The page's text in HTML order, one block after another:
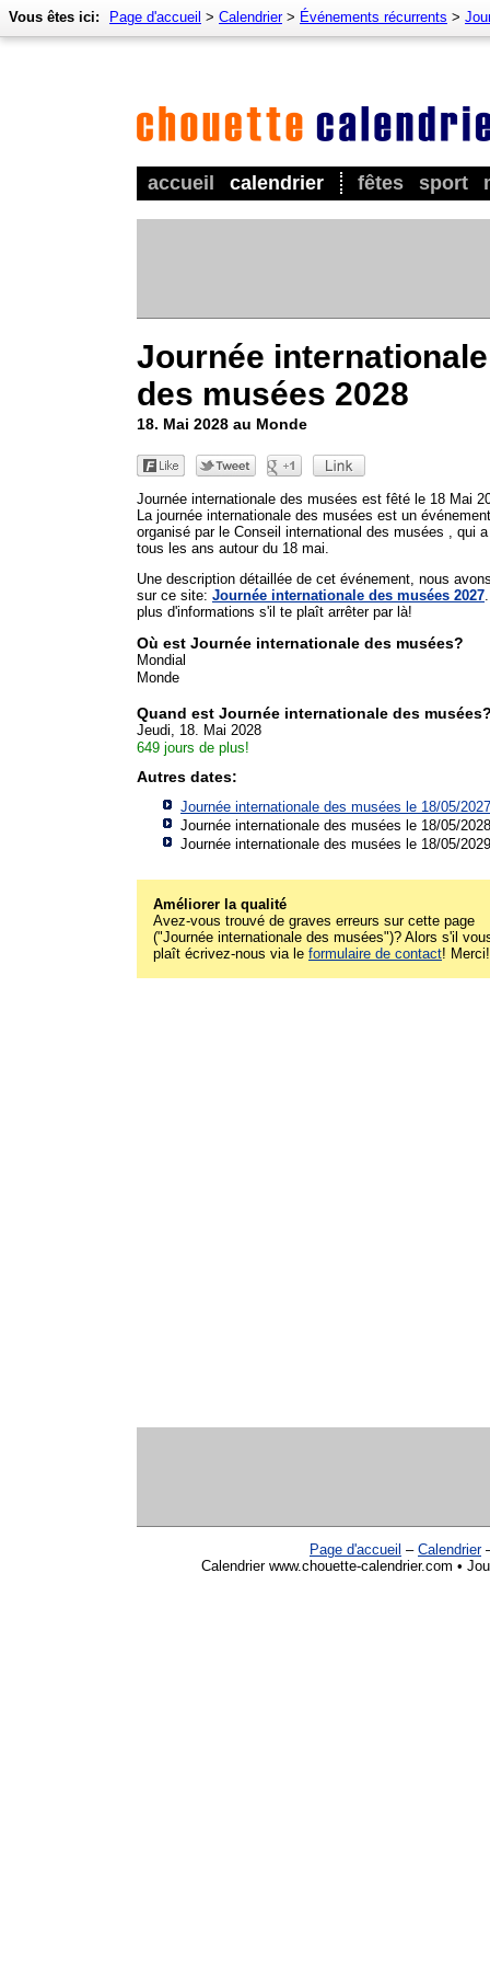
accueil calendrier fêtes sport
Vous êtes ici: Page d'accueil > Calendrier> Événements récurrents >
Journée internationale
des musées 2028
18. Mai 2028 au Monde
Journée internationale des musées est fêté le 18 Mai
La journée internationale des musées est un événement
organisé par le Conseil international des musées , qui
tous les ans autour du 18 mai.
Une description détaillée de cet événement, nous
sur ce site: Journée internationale des musées 2027
plus d'informations s'il te plaît arrêter par là!
Où est Journée internationale des musées?
Mondial
Monde
Quand est Journée internationale des
Jeudi, 18. Mai 2028
649 jours de plus!
Autres dates:
Journée internationale des musées le 18/05/2027
Journée internationale des musées le 18/05/2028
Journée internationale des musées le 18/05/2029
Améliorer la qualité
Avez-vous trouvé de graves erreurs sur cette page
("Journée internationale des musées")? Alors s'il
plaît écrivez-nous via le formulaire de contact! Merci!
Page d'accueil – Calendrier
Calendrier www.chouette-calendrier.com •